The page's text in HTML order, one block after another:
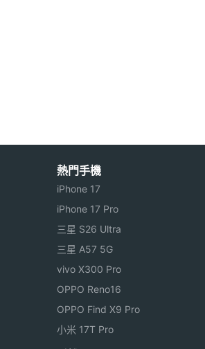
規格，支援 15W 閃電快充
卡，最高可擴充至 1TB 儲存空
所有，未經授權不得轉載使用※
熱門手機
iPhone 17
iPhone 17 Pro
三星 S26 Ultra
三星 A57 5G
vivo X300 Pro
OPPO Reno16
OPPO Find X9 Pro
小米 17T Pro